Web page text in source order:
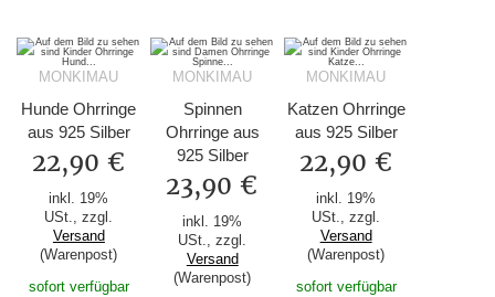
MONKIMAU
Hunde Ohrringe
aus 925 Silber
22,90 €
inkl. 19%
USt., zzgl.
Versand
(Warenpost)
sofort verfügbar
MONKIMAU
Spinnen
Ohrringe aus
925 Silber
23,90 €
inkl. 19%
USt., zzgl.
Versand
(Warenpost)
MONKIMAU
Katzen Ohrringe
aus 925 Silber
22,90 €
inkl. 19%
USt., zzgl.
Versand
(Warenpost)
sofort verfügbar